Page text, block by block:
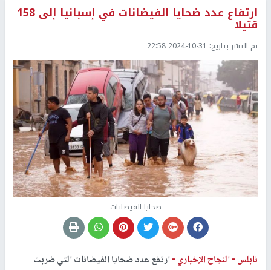
ارتفاع عدد ضحايا الفيضانات في إسبانيا إلى 158
قتيلا
تم النشر بتاريخ: 2024-10-31 22:58
ضحايا الفيضانات
نابلس -النجاح الإخباري -ارتفع عدد ضحايا الفيضانات التي ضربت